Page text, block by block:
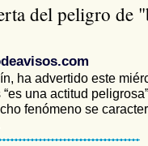
del peligro de
ha advertido este
una actitud
fenómeno se